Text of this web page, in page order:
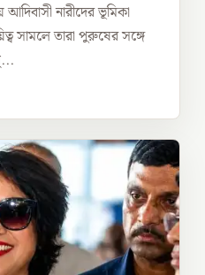
নারীদের ভূমিকা
সামলে তারা পুরুষের সঙ্গে